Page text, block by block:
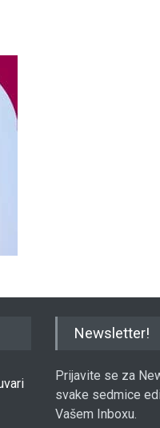
Newsletter!
Prijavite se za
svake sedmice
Vašem Inboxu.